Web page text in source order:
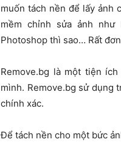
muốn tách nền để lấy ảnh
mềm chỉnh sửa ảnh
Photoshop thì sao… Rất
Remove.bg là một tiện
mình. Remove.bg sử dụng
chính xác.
Để tách nền cho một bức